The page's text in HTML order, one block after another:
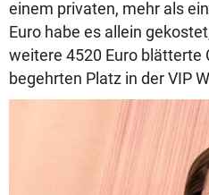
einem privaten, mehr als
Euro habe es allein
weitere 4520 Euro blätterte
begehrten Platz in der VIP